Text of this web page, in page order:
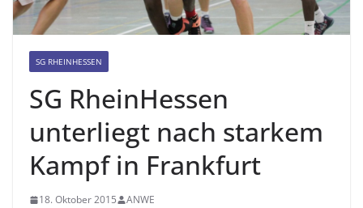
SG RHEINHESSEN
SG RheinHessen
unterliegt nach starkem
Kampf in Frankfurt
18. Oktober 2015 ANWE